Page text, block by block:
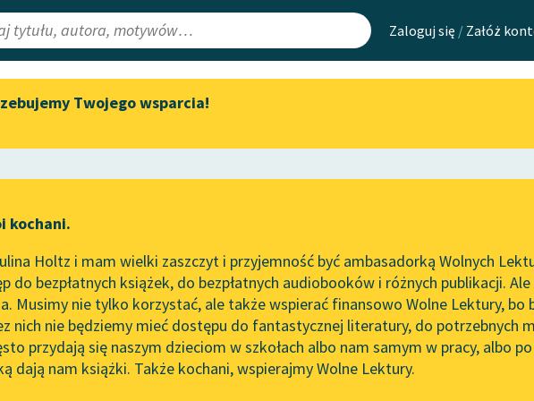
Zaloguj się / Załóż
Lektury
redakcyjne
Aktualności
„Prokurator Alicja Horn” do
literatury skandynawskiej
Spotkanie z Katarzyną Tunkiel
w Oslo
102. lata temu zmarł Joseph
Conrad
Mapa Wolnych Lektur
Leśmianator
API
OAI-PMH
Widget Wolnych Lektur
O
Twojego wsparcia!
kochani.
Holtz i mam wielki zaszczyt i przyjemność być ambasadorką Wolnych
do bezpłatnych książek, do bezpłatnych audiobooków i różnych publikacji.
Musimy nie tylko korzystać, ale także wspierać finansowo Wolne Lektury, bo
nich nie będziemy mieć dostępu do fantastycznej literatury, do potrzebnych
przydają się naszym dzieciom w szkołach albo nam samym w pracy, albo
dają nam książki. Także kochani, wspierajmy Wolne Lektury.
May Alcott ✖ Powieść✖